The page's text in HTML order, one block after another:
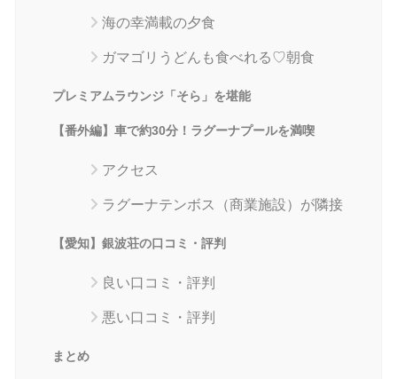
海の幸満載の夕食
ガマゴリうどんも食べれる♡朝食
プレミアムラウンジ「そら」を堪能
【番外編】車で約30分！ラグーナプールを満喫
アクセス
ラグーナテンボス（商業施設）が隣接
【愛知】銀波荘の口コミ・評判
良い口コミ・評判
悪い口コミ・評判
まとめ